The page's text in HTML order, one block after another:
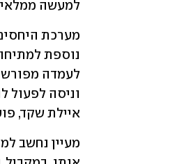
למעשה
איילת שקד,